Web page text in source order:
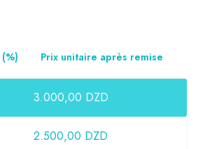
Prix unitaire après remise
3.000,00 DZD
2.500,00 DZD